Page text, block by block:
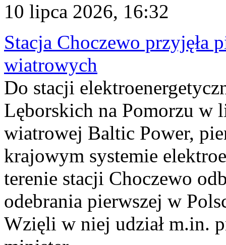
10 lipca 2026, 16:32
Stacja Choczewo przyjęła
wiatrowych
Do stacji
Lęborskich na Pomorzu w
wiatrowej Baltic Power,
krajowym systemie
terenie stacji Choczewo
odebrania pierwszej w
Wzięli w niej udział m.in.